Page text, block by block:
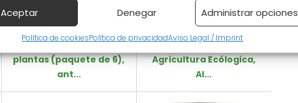
Aceptar Denegar Administrar opciones
Política de cookiesPolítica de privacidadAviso Legal / Imprint
eplanita Esponjas
naturales a base de
plantas (paquete de 6),
ant...
NaturGreen - Lentejas
Rojas Bio, 500 g,
Agricultura Ecólogica,
Al...